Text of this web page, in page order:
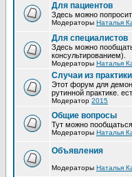
Для пациентов
Здесь можно
Модераторы Наталья
Для специалистов
Здесь можно
консультированием).
Модераторы Наталья
Случаи из
Этот форум для
рутинной практике.
Модератор 2015
Общие вопросы
Тут можно
Модераторы Наталья
Объявления
Модераторы Наталья